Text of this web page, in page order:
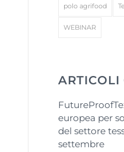
polo agrifood
WEBINAR
ARTICOLI
europea per
del settore
settembre